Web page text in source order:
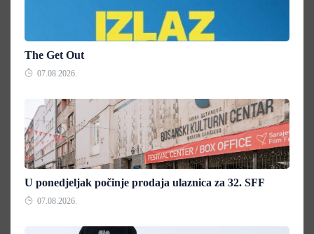
The Get Out
07.08.2026.
U ponedjeljak počinje prodaja ulaznica za 32. SFF
07.08.2026.